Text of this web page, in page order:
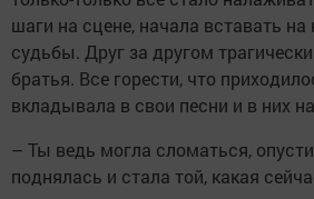
шаги на сцене, начала вставать
судьбы. Друг за другом
братья. Все горести, что
вкладывала в свои песни и в них
– Ты ведь могла сломаться,
поднялась и стала той, какая